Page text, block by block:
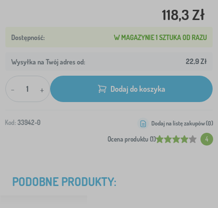
118,3 Zł
W MAGAZYNIE 1 SZTUKA OD RAZU
Wysyłka na Twój adres od: 22,9 Zł
- + Dodaj do koszyka
Kod: 33942-0
Ocena produktu (1) 4
Dodaj na listę zakupów (0)
PODOBNE PRODUKTY: